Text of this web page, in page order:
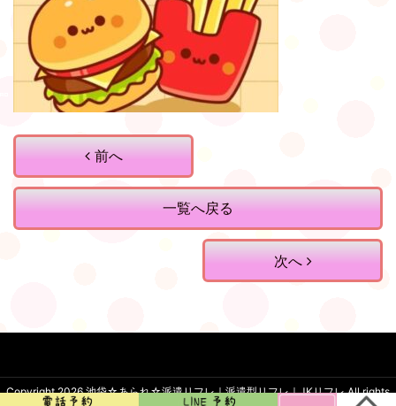
前へ
一覧へ戻る
次へ
Copyright 2026池袋☆あられ☆派遣リフレ｜派遣型リフレ｜JKリフレ.All rights
reserved